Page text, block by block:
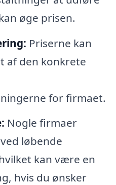
øge prisen.
Priserne kan
af den konkrete
for firmaet.
Nogle firmaer
løbende
kan være en
hvis du ønsker